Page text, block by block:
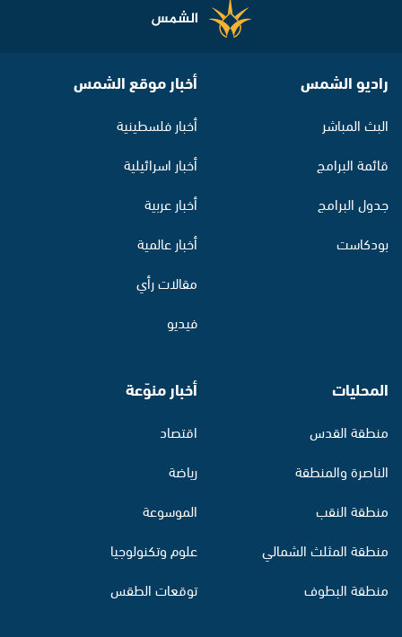
راديو الشمس
البث المباشر
قائمة البرامج
جدول البرامج
بودكاست
أخبار موقع الشمس
أخبار فلسطينية
أخبار اسرائيلية
أخبار عربية
أخبار عالمية
مقالات رأي
فيديو
المحليات
منطقة القدس
الناصرة والمنطقة
منطقة النقب
منطقة المثلث الشمالي
منطقة البطوف
أخبار منوّعة
اقتصاد
رياضة
الموسوعة
علوم وتكنولوجيا
توقعات الطقس